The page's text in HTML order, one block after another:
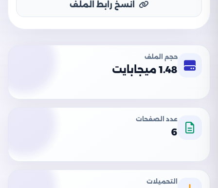
انسخ رابط الملف
حجم الملف
1.48 ميجابايت
عدد الصفحات
6
التحميلات